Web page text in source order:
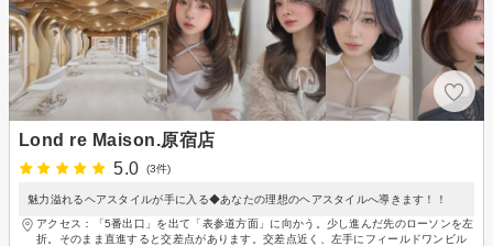
Lond re Maison.原宿店
5.0
(3件)
魅力溢れるヘアスタイルが手に入る◆あなたの理想のヘアスタイルへ導きます！！
アクセス：「5番出口」を出て「表参道方面」に向かう。少し進んだ先のローソンを左
折。そのまま直進すると交差点があります。交差点近く、左手にフィールドワンビル